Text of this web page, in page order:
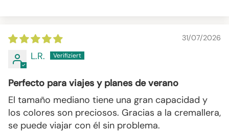
31/07/2026
L.R.
Perfecto para viajes y planes de verano
El tamaño mediano tiene una gran capacidad y
los colores son preciosos. Gracias a la cremallera,
se puede viajar con él sin problema.